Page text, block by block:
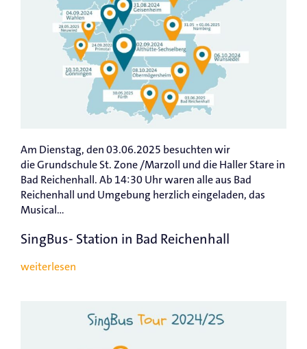
SingBus- Station in Bad Reichenhall
Am Dienstag, den 03.06.2025 besuchten wir
die Grundschule St. Zone /Marzoll und die Haller Stare in
Bad Reichenhall. Ab 14:30 Uhr waren alle aus Bad
Reichenhall und Umgebung herzlich eingeladen, das
Musical...
weiterlesen